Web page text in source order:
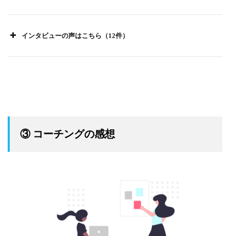
インタビューの声はこちら（12件）
引用：SHE shares
③ コーチングの感想